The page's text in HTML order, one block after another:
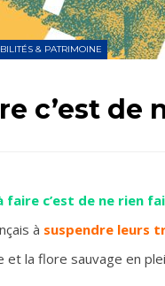
& PATRIMOINE
c’est de
faire c’est de ne rien
à suspendre leurs
et la flore sauvage en